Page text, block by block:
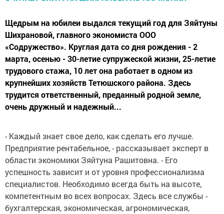
Щедрым на юбилеи выдался текущий год для Зяйтуны
Шихрановой, главного экономиста ООО
«Содружество». Круглая дата со дня рождения - 2
марта, осенью - 30-летие супружеской жизни, 25-летие
трудового стажа, 10 лет она работает в одном из
крупнейших хозяйств Тетюшского района. Здесь
трудится ответственный, преданный родной земле,
очень дружный и надежный...
- Каждый знает свое дело, как сделать его лучше.
Предприятие рентабельное, - рассказывает эксперт в
области экономики Зяйтуна Рашитовна. - Его
успешность зависит и от уровня профессионализма
специалистов. Необходимо всегда быть на высоте,
компетентным во всех вопросах. Здесь все службы -
бухгалтерская, экономическая, агрономическая,